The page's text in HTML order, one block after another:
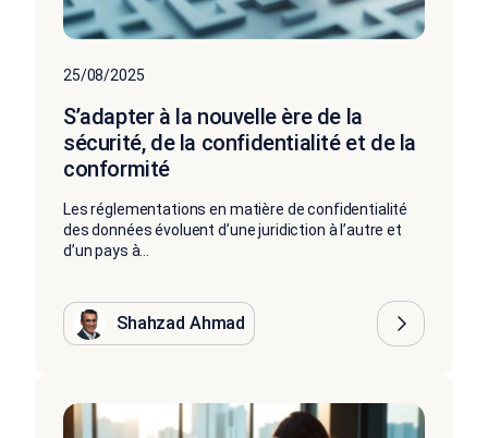
25/08/2025
S’adapter à la nouvelle ère de la
sécurité, de la confidentialité et de la
conformité
Les réglementations en matière de confidentialité
des données évoluent d’une juridiction à l’autre et
d’un pays à...
Shahzad Ahmad